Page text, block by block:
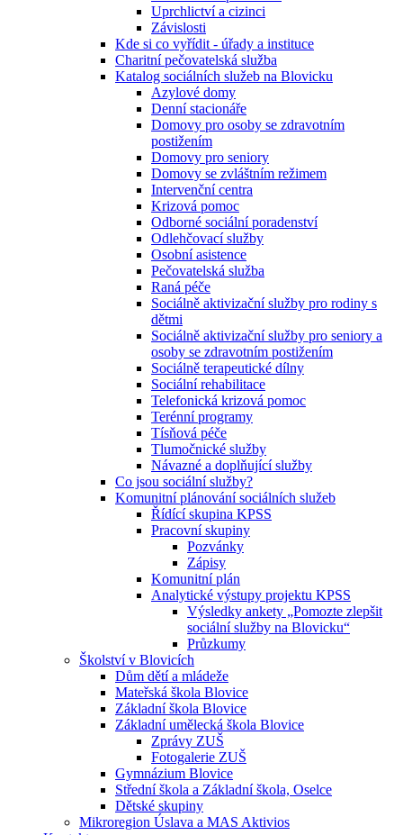
Uprchlictví a cizinci
Závislosti
Kde si co vyřídit - úřady a instituce
Charitní pečovatelská služba
Katalog sociálních služeb na Blovicku
Azylové domy
Denní stacionáře
Domovy pro osoby se zdravotním
postižením
Domovy pro seniory
Domovy se zvláštním režimem
Intervenční centra
Krizová pomoc
Odborné sociální poradenství
Odlehčovací služby
Osobní asistence
Pečovatelská služba
Raná péče
Sociálně aktivizační služby pro rodiny s
dětmi
Sociálně aktivizační služby pro seniory a
osoby se zdravotním postižením
Sociálně terapeutické dílny
Sociální rehabilitace
Telefonická krizová pomoc
Terénní programy
Tísňová péče
Tlumočnické služby
Návazné a doplňující služby
Co jsou sociální služby?
Komunitní plánování sociálních služeb
Řídící skupina KPSS
Pracovní skupiny
Pozvánky
Zápisy
Komunitní plán
Analytické výstupy projektu KPSS
Výsledky ankety „Pomozte zlepšit
sociální služby na Blovicku“
Průzkumy
Školství v Blovicích
Dům dětí a mládeže
Mateřská škola Blovice
Základní škola Blovice
Základní umělecká škola Blovice
Zprávy ZUŠ
Fotogalerie ZUŠ
Gymnázium Blovice
Střední škola a Základní škola, Oselce
Dětské skupiny
Mikroregion Úslava a MAS Aktivios